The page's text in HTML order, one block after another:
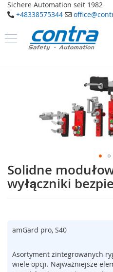
Sichere Automation seit 1982
+48338575344
do
treściProdukty
B
w
o
m
t
y
Solidne
wyłączniki
Przejdź
na
początek
amGard pro, S40
Asortyment zintegrowanych
wiele opcji. Najważniejsze